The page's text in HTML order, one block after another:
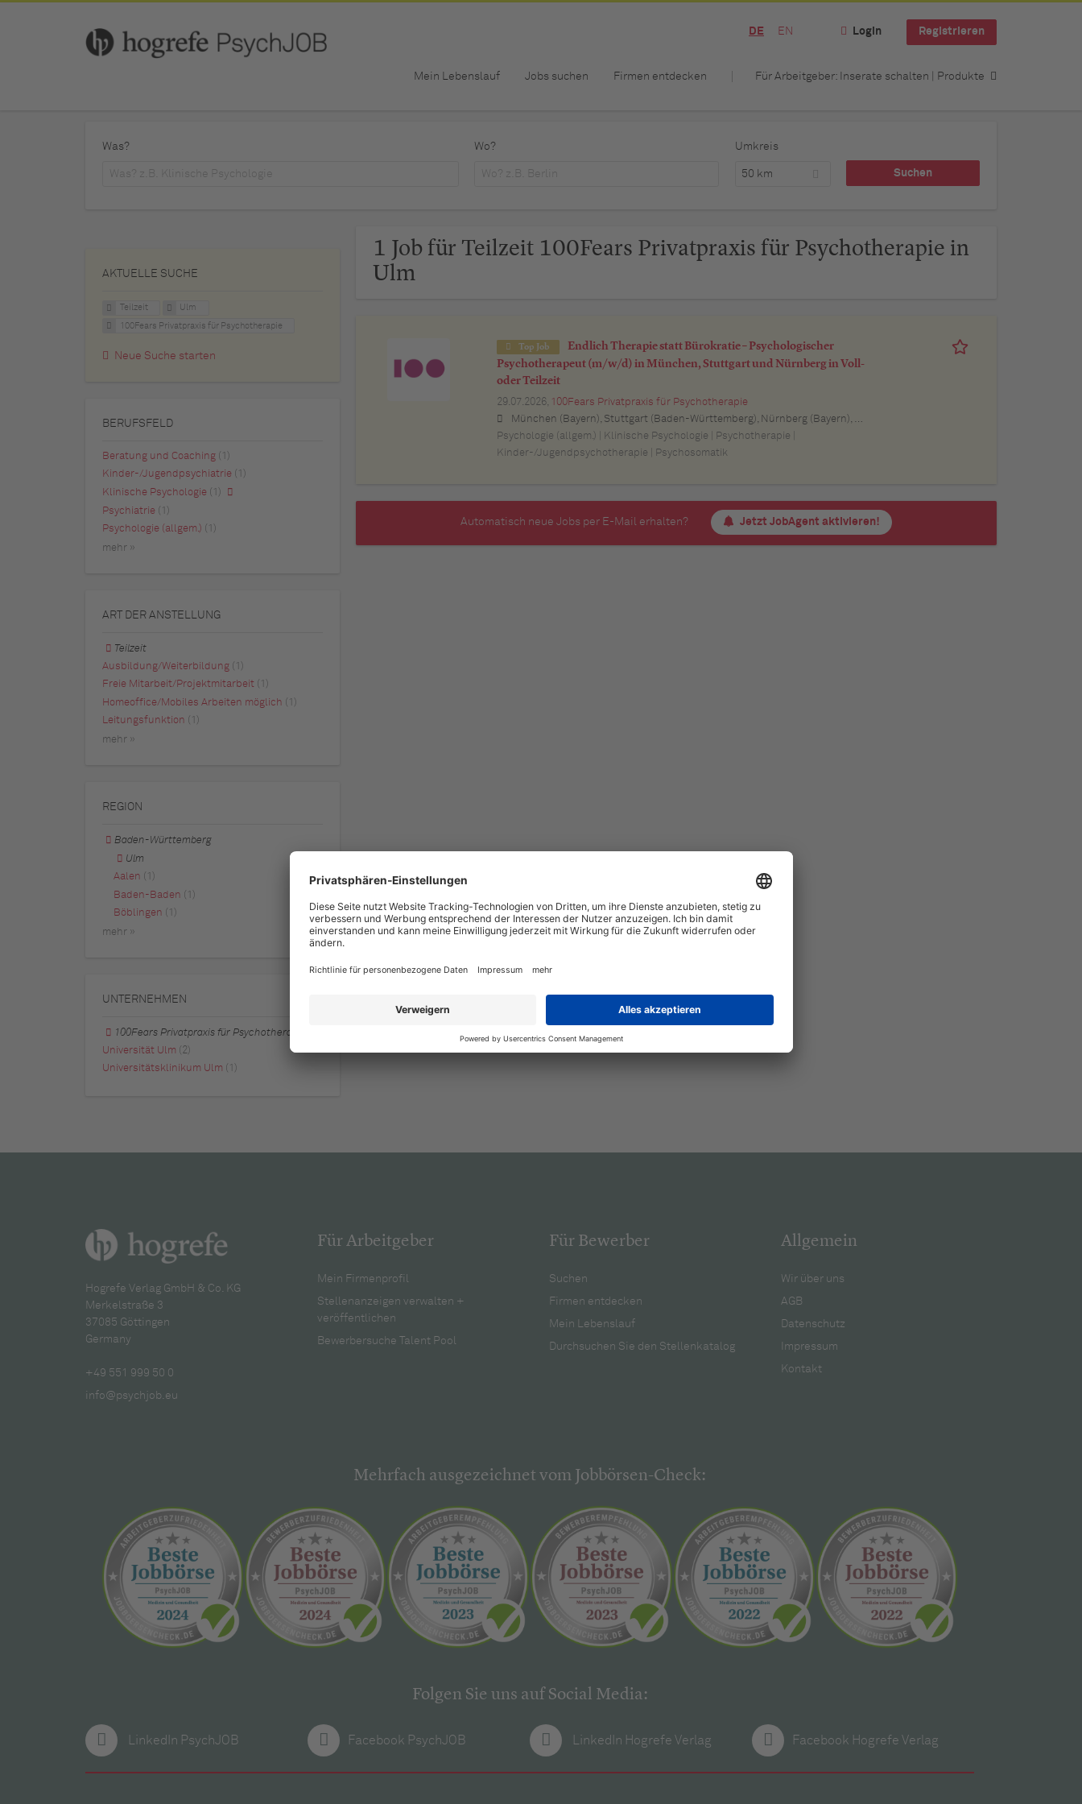
DE EN Login Registrieren
Mein Lebenslauf Jobs suchen Firmen entdecken Für Arbeitgeber: Inserate schalten | Produkte
Was? Wo? Umkreis
50 km
1 Job für Teilzeit 100Fears Privatpraxis für Psychotherapie in
Ulm
Top Job
Endlich Therapie statt Bürokratie – Psychologischer
Psychotherapeut (m/w/d) in München, Stuttgart und Nürnberg in Voll-
oder Teilzeit
29.07.2026, 100Fears Privatpraxis für Psychotherapie
München (Bayern), Stuttgart (Baden-Württemberg), Nürnberg (Bayern), Esslingen am Neckar (Baden-Württemberg), Ludwigsburg (Baden-Württemberg), Sindelfingen (Baden-Württemberg), Böblingen (Baden-Württemberg), Waiblingen (Baden-Württemberg), Heilbronn (Baden-Württemberg), Reutlingen (Baden-Württemberg), Tübingen (Baden-Württemberg), Aalen (Baden-Württemberg), Schwäbisch Gmünd (Baden-Württemberg), Karlsruhe (Baden-Württemberg), Mannheim (Baden-Württemberg), Ulm (Baden-Württemberg), Pforzheim (Baden-Württemberg), Offenburg (Baden-Württemberg), Göppingen (Baden-Württemberg), Baden-Baden (Baden-Württemberg), Heidenheim an der Brenz (Baden-Württemberg), Ingolstadt (Bayern), Erlangen (Bayern), Regensburg (Bayern), Bamberg (Bayern), Bayreuth (Bayern)
Psychologie (allgem.) | Klinische Psychologie | Psychotherapie |
Kinder-/Jugendpsychotherapie | Psychosomatik
Automatisch neue Jobs per E-Mail erhalten? Jetzt JobAgent aktivieren!
AKTUELLE SUCHE
Teilzeit Ulm
100Fears Privatpraxis für Psychotherapie
Neue Suche starten
BERUFSFELD
Beratung und Coaching
(1)
Kinder-/Jugendpsychiatrie
(1)
Klinische Psychologie
(1)
Psychiatrie (1)
Psychologie (allgem.) (1)
mehr »
ART DER ANSTELLUNG
Teilzeit
Ausbildung/Weiterbildung
(1)
Freie Mitarbeit/Projektmitarbeit
(1)
Homeoffice/Mobiles Arbeiten möglich (1)
Leitungsfunktion (1)
mehr »
REGION
Baden-Württemberg
Ulm
Aalen
(1)
Baden-Baden (1)
Böblingen (1)
mehr »
UNTERNEHMEN
100Fears Privatpraxis für Psychotherapie
Universität Ulm
(2)
Universitätsklinikum Ulm
(1)
Hogrefe Verlag GmbH & Co. KG
Merkelstraße 3
37085 Göttingen
Germany
+49 551 999 50 0
info@psychjob.eu
Für Arbeitgeber
Mein Firmenprofil
Stellenanzeigen verwalten +
veröffentlichen
Bewerbersuche Talent Pool
Für Bewerber
Suchen
Firmen entdecken
Mein Lebenslauf
Durchsuchen Sie den Stellenkatalog
Allgemein
Wir über uns
AGB
Datenschutz
Impressum
Kontakt
Mehrfach ausgezeichnet vom Jobbörsen-Check:
Folgen Sie uns auf Social Media:
LinkedIn PsychJOB Facebook PsychJOB LinkedIn Hogrefe Verlag Facebook Hogrefe Verlag